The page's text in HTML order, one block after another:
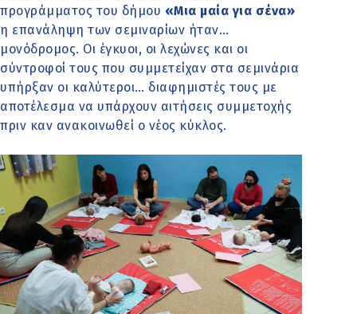
προγράμματος του δήμου «Μια μαία για σένα»
η επανάληψη των σεμιναρίων ήταν…
μονόδρομος. Οι έγκυοι, οι λεχώνες και οι
σύντροφοί τους που συμμετείχαν στα σεμινάρια
υπήρξαν οι καλύτεροι… διαφημιστές τους με
αποτέλεσμα να υπάρχουν αιτήσεις συμμετοχής
πριν καν ανακοινωθεί ο νέος κύκλος.